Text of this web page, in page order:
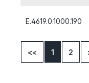
E.4619.0.1000.190
<< 1 2